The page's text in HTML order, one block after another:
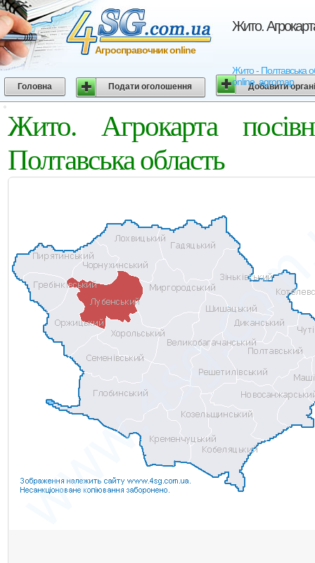
Жито.
Жито - Полтавська
online, agromap
Агросправочник online
Головна Подати оголошення Добавити
Жито. Агрокарта
Полтавська область